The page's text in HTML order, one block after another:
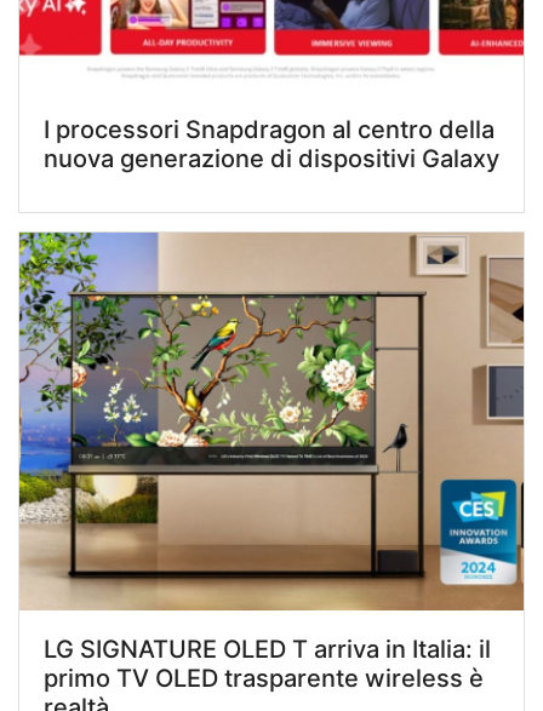
I processori Snapdragon al centro della
nuova generazione di dispositivi Galaxy
LG SIGNATURE OLED T arriva in Italia: il
primo TV OLED trasparente wireless è